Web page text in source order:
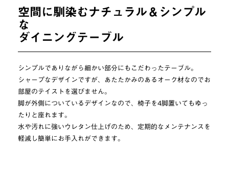
空間に馴染むナチュラル＆シンプル
な
ダイニングテーブル
シンプルでありながら細かい部分にもこだわったテーブル。
シャープなデザインですが、あたたかみのあるオーク材なのでお
部屋のテイストを選びません。
脚が外側についているデザインなので、椅子を4脚置いてもゆっ
たりと座れます。
水や汚れに強いウレタン仕上げのため、定期的なメンテナンスを
軽減し簡単にお手入れができます。